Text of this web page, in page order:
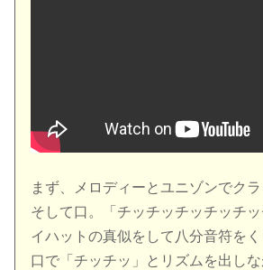
まず、メロディーとユニゾンでクラ
そして口。「チッチッチッチッチ
イハットの真似をして八分音符をく
口で「チッチッ」とリズムを出し